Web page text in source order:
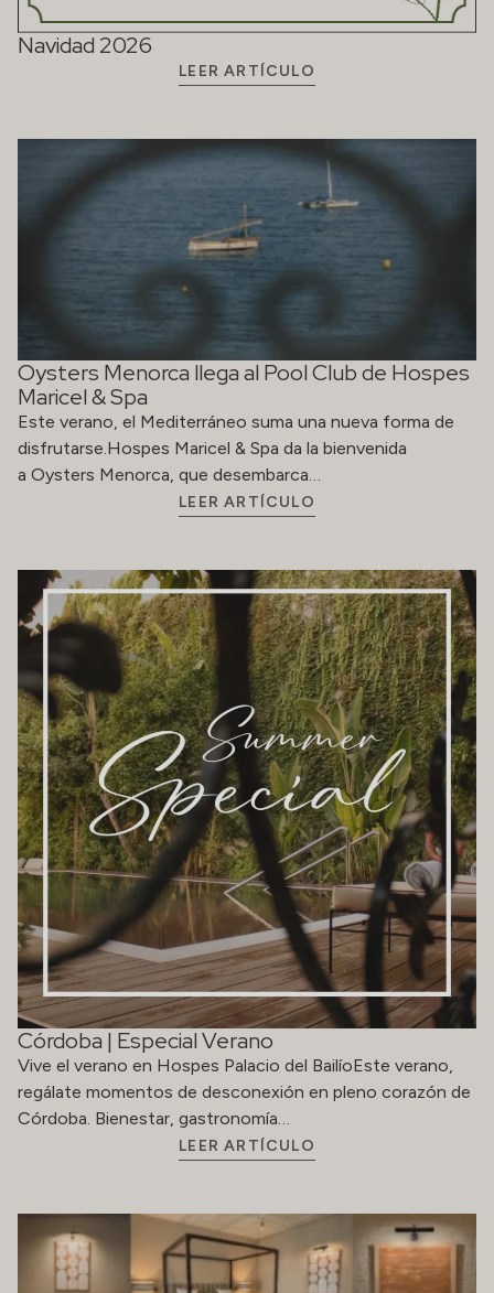
Navidad 2026
LEER ARTÍCULO
Oysters Menorca llega al Pool Club de Hospes
Maricel & Spa
Este verano, el Mediterráneo suma una nueva forma de
disfrutarse.Hospes Maricel & Spa da la bienvenida
a Oysters Menorca, que desembarca…
LEER ARTÍCULO
Córdoba | Especial Verano
Vive el verano en Hospes Palacio del BailíoEste verano,
regálate momentos de desconexión en pleno corazón de
Córdoba. Bienestar, gastronomía…
LEER ARTÍCULO